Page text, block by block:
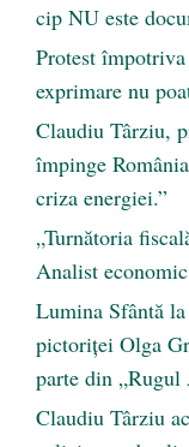
cip NU este
Protest
exprimare nu
Claudiu Târziu,
împinge
criza energiei.”
„Turnătoria
Analist
Lumina Sfântă
pictoriței Olga
parte din „Rugul
Claudiu Târziu